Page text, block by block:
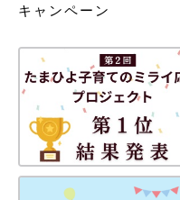
キャンペーン